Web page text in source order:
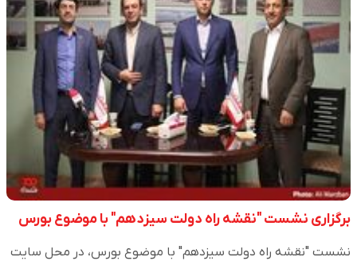
برگزاری نشست "نقشه راه دولت سیزدهم" با موضوع بورس
نشست "نقشه راه دولت سیزدهم" با موضوع بورس، در محل سایت